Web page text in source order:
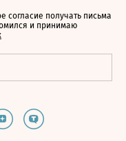
согласие получать письма
и принимаю